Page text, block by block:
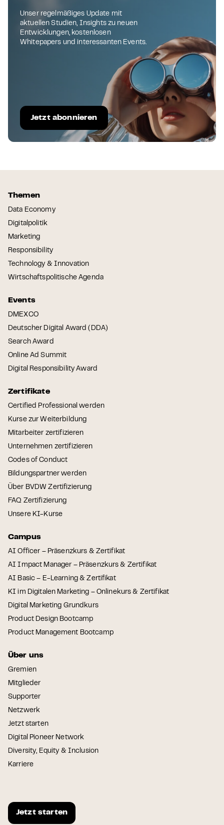
Unser regelmäßiges Update mit
aktuellen Studien, Insights zu neuen
Entwicklungen, kostenlosen
Whitepapers und interessanten Events.
Jetzt abonnieren
Themen
Data Economy
Digitalpolitik
Marketing
Responsibility
Technology & Innovation
Wirtschaftspolitische Agenda
Events
DMEXCO
Deutscher Digital Award (DDA)
Search Award
Online Ad Summit
Digital Responsibility Award
Zertifikate
Certified Professional werden
Kurse zur Weiterbildung
Mitarbeiter zertifizieren
Unternehmen zertifizieren
Codes of Conduct
Bildungspartner werden
Über BVDW Zertifizierung
FAQ Zertifizierung
Unsere KI-Kurse
Campus
AI Officer – Präsenzkurs & Zertifikat
AI Impact Manager – Präsenzkurs & Zertifikat
AI Basic – E-Learning & Zertifikat
KI im Digitalen Marketing – Onlinekurs & Zertifikat
Digital Marketing Grundkurs
Product Design Bootcamp
Product Management Bootcamp
Über uns
Gremien
Mitglieder
Supporter
Netzwerk
Jetzt starten
Digital Pioneer Network
Diversity, Equity & Inclusion
Karriere
Jetzt starten